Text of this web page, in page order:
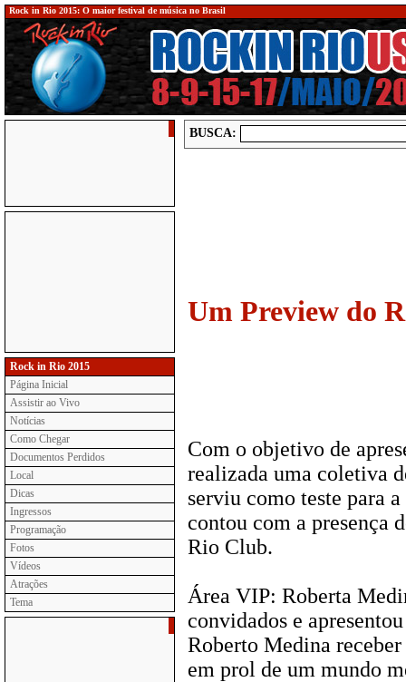
Rock in Rio 2015: O maior festival de música no Brasil
Rock in Rio 2015
Página Inicial
Assistir ao Vivo
Notícias
Como Chegar
Documentos Perdidos
Local
Dicas
Ingressos
Programação
Fotos
Vídeos
Atrações
Tema
BUSCA:
Um Preview do
Com o objetivo de
realizada uma coletiva
serviu como teste para
contou com a presença
Rio Club.
Área VIP: Roberta
convidados e
Roberto Medina
em prol de um mundo